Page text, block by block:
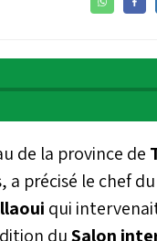
de la province de
a précisé le chef
qui
duSalon